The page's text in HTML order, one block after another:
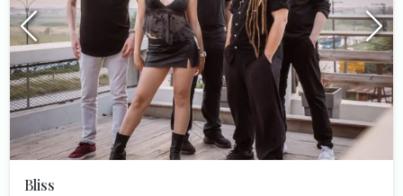
ημέρα του γάμου του. Πρόταση γάμου, δείπνο, είσοδος
ζευγαριού, πρώτος χορός και για τα ζευγάρια που
τολμούν το κάτι διαφορετικό και εντυπωσιακό, ένα
δυναμικό show, ή/ και μουσική πάρτυ! Και επειδή κάθε
event είναι μοναδικό, το ίδιο μοναδική οφείλει να είναι
και η μουσική του. Θα είναι χαρά μου να
επικοινωνήσουμε και να επιλέξουμε μαζί τη μουσική που
θα αγκαλιάσει το δικό σας!
Bliss